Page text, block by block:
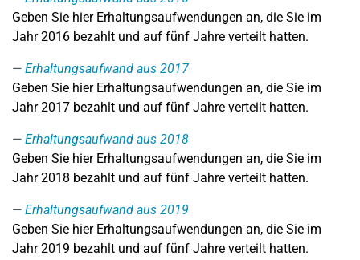
Geben Sie hier Erhaltungsaufwendungen an, die Sie im
Jahr 2016 bezahlt und auf fünf Jahre verteilt hatten.
Erhaltungsaufwand aus 2017
Geben Sie hier Erhaltungsaufwendungen an, die Sie im
Jahr 2017 bezahlt und auf fünf Jahre verteilt hatten.
Erhaltungsaufwand aus 2018
Geben Sie hier Erhaltungsaufwendungen an, die Sie im
Jahr 2018 bezahlt und auf fünf Jahre verteilt hatten.
Erhaltungsaufwand aus 2019
Geben Sie hier Erhaltungsaufwendungen an, die Sie im
Jahr 2019 bezahlt und auf fünf Jahre verteilt hatten.